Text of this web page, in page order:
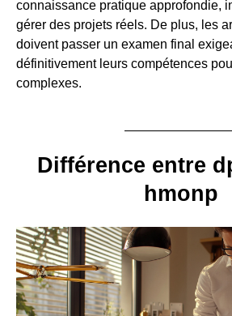
connaissance pratique approfondie,
gérer des projets réels. De plus, les
doivent passer un examen final
définitivement leurs compétences
complexes.
Différence entre
hmonp